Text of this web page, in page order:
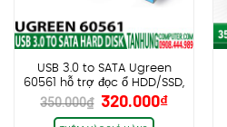
USB 3.0 to SATA Ugreen
60561 hỗ trợ đọc ổ HDD/SSD,
2.5”/3.5” – Kèm nguồn Sony
350.000₫ Giá
gốc
320.000₫Giá